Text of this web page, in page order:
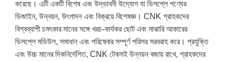
করেছে। এটি একটি বিশেষ এবং উদ্ভাবনী উদ্যোগ যা ডিসপ্লে পণ্যের
ডিজাইন, উন্নয়ন, উৎপাদন এবং বিক্রয়ে বিশেষজ্ঞ। CNK গ্রাহকদের
বিশ্বব্যাপী চমৎকার মানের সঙ্গে খরচ-কার্যকর ছোট এবং মাঝারি আকারের
ডিসপ্লে মডিউল, সমাধান এবং পরিষেবার সম্পূর্ণ পরিসর সরবরাহ করে। প্রযুক্তি
এবং উচ্চ মানের দিকনির্দেশিত, CNK টেকসই উন্নয়ন বজায় রাখে, গ্রাহকদের